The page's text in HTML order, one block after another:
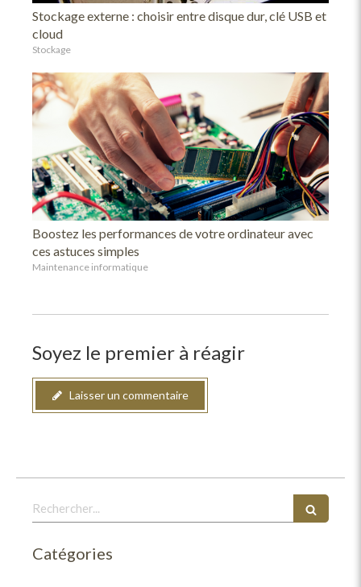
Stockage externe : choisir entre disque dur, clé USB et
cloud
Stockage
Boostez les performances de votre ordinateur avec
ces astuces simples
Maintenance informatique
Soyez le premier à réagir
Laisser un commentaire
Rechercher
Catégories